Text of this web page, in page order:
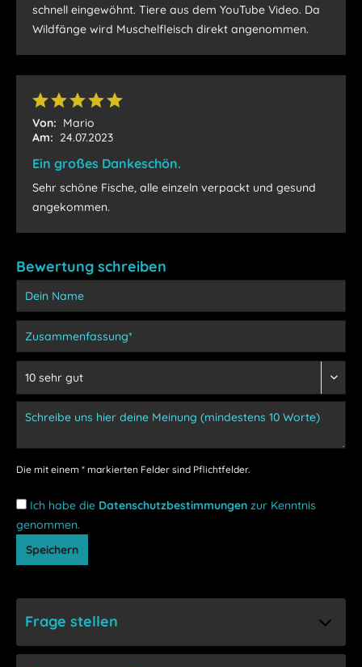
schnell eingewöhnt. Tiere aus dem YouTube Video. Da
Wildfänge wird Muschelfleisch direkt angenommen.
Von: Mario
Am: 24.07.2023
Ein großes Dankeschön.
Sehr schöne Fische, alle einzeln verpackt und gesund
angekommen.
Bewertung schreiben
Die mit einem * markierten Felder sind Pflichtfelder.
Ich habe die Datenschutzbestimmungen zur Kenntnis
genommen.
Speichern
Frage stellen